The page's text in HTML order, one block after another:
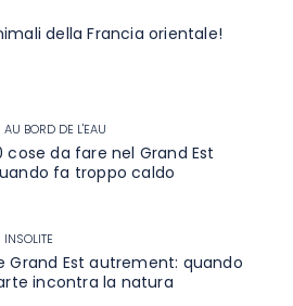
della Francia orientale!
AU BORD DE L'EAU
cose da fare nel Grand Est
fa troppo caldo
INSOLITE
Grand Est autrement: quando
incontra la natura